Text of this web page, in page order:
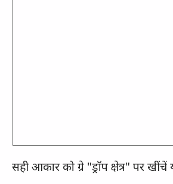
सही आकार को ग्रे "ड्रॉप क्षेत्र" पर